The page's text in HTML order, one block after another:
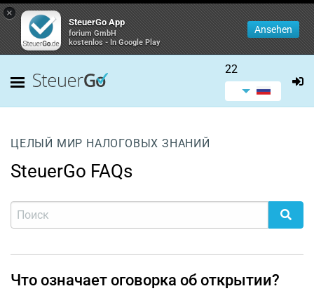
×
SteuerGo App
forium GmbH
kostenlos - In Google Play
Ansehen
22
ЦЕЛЫЙ МИР НАЛОГОВЫХ ЗНАНИЙ
SteuerGo FAQs
Что означает оговорка об открытии?